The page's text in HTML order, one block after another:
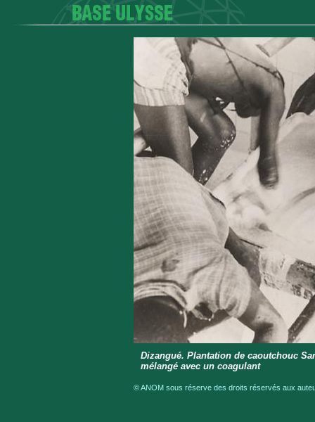
Dizangué. Plantation de caoutchouc
mélangé avec un coagulant
© ANOM sous réserve des droits réservés aux